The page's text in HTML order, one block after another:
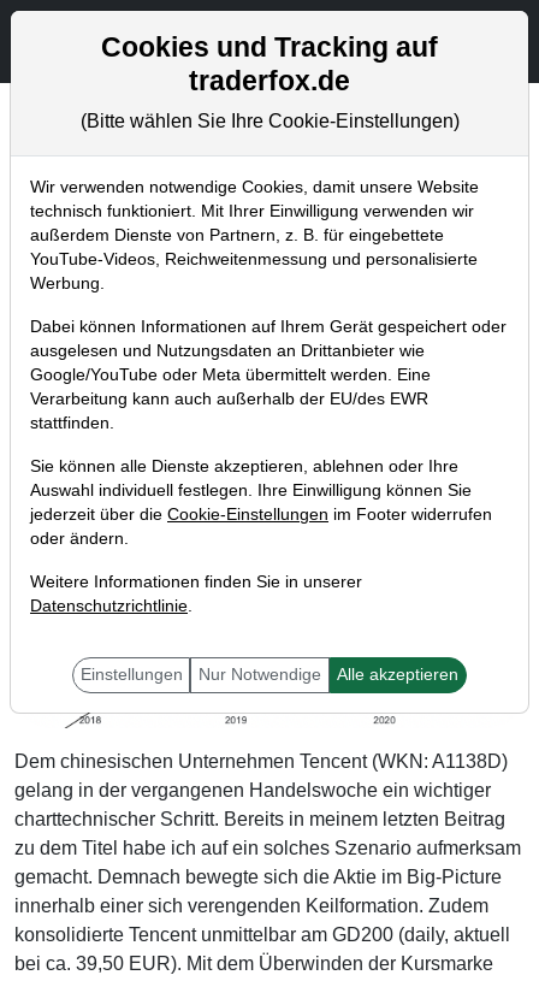
Aktien- und Artikelsuche
Chartanalysen
Home Blog Chartanalysen
Chartanalyse Tencent: Breakout zur
Trendfortsetzung – 30 Prozent
Kurspotenzial!
15.12.2019 um 12:58 Uhr | P. Uhlschmied
Dem chinesischen Unternehmen Tencent (WKN: A1138D)
gelang in der vergangenen Handelswoche ein wichtiger
charttechnischer Schritt. Bereits in meinem letzten Beitrag
zu dem Titel habe ich auf ein solches Szenario aufmerksam
gemacht. Demnach bewegte sich die Aktie im Big-Picture
innerhalb einer sich verengenden Keilformation. Zudem
konsolidierte Tencent unmittelbar am GD200 (daily, aktuell
bei ca. 39,50 EUR). Mit dem Überwinden der Kursmarke
Cookies und Tracking auf
traderfox.de
(Bitte wählen Sie Ihre Cookie-Einstellungen)
Wir verwenden notwendige Cookies, damit unsere Website
technisch funktioniert. Mit Ihrer Einwilligung verwenden wir
außerdem Dienste von Partnern, z. B. für eingebettete
YouTube-Videos, Reichweitenmessung und personalisierte
Werbung.
Dabei können Informationen auf Ihrem Gerät gespeichert oder
ausgelesen und Nutzungsdaten an Drittanbieter wie
Google/YouTube oder Meta übermittelt werden. Eine
Verarbeitung kann auch außerhalb der EU/des EWR
stattfinden.
Sie können alle Dienste akzeptieren, ablehnen oder Ihre
Auswahl individuell festlegen. Ihre Einwilligung können Sie
jederzeit über die Cookie-Einstellungen im Footer widerrufen
oder ändern.
Weitere Informationen finden Sie in unserer
Datenschutzrichtlinie.
Einstellungen Nur Notwendige Alle akzeptieren